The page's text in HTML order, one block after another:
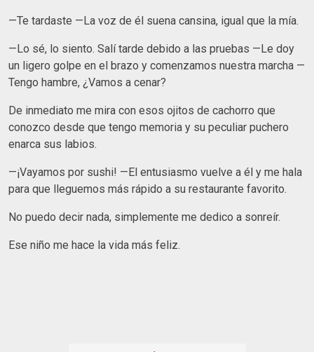
—Te tardaste —La voz de él suena cansina, igual que la mía.
—Lo sé, lo siento. Salí tarde debido a las pruebas —Le doy
un ligero golpe en el brazo y comenzamos nuestra marcha —
Tengo hambre, ¿Vamos a cenar?
De inmediato me mira con esos ojitos de cachorro que
conozco desde que tengo memoria y su peculiar puchero
enarca sus labios.
—¡Vayamos por sushi! —El entusiasmo vuelve a él y me hala
para que lleguemos más rápido a su restaurante favorito.
No puedo decir nada, simplemente me dedico a sonreír.
Ese niño me hace la vida más feliz.